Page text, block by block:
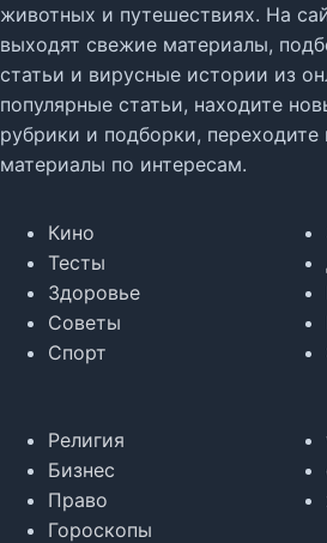
животных и путешествиях. На
выходят свежие материалы,
статьи и вирусные истории из
популярные статьи, находите
рубрики и подборки,
материалы по интересам.
Кино
Тесты
Здоровье
Советы
Спорт
Религия
Бизнес
Право
Гороскопы